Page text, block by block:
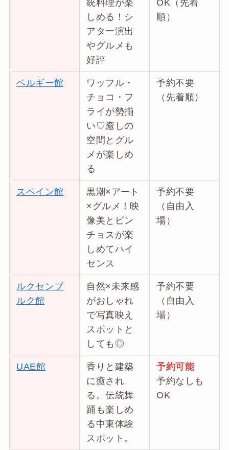
統料理が楽
しめる！シ
アター演出
やグルメも
好評
OK（先着
順）
ベルギー館
ワッフル・
チョコ・フ
ライが勢揃
い♡癒しの
空間とグル
メが楽しめ
る
予約不要
（先着順）
スペイン館
黒潮×アート
×グルメ！映
像美とピン
チョスが楽
しめてハイ
センス
予約不要
（自由入
場）
ルクセンブ
ルク館
自然×未来感
がおしゃれ
で写真映え
スポットと
しても◎
予約不要
（自由入
場）
UAE館
香りと建築
に癒され
る。伝統舞
踊も楽しめ
る中東体験
スポット。
予約可能
予約なしも
OK